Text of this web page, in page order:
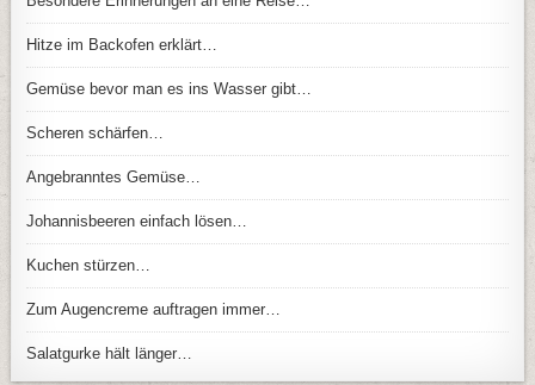
Hitze im Backofen erklärt…
Gemüse bevor man es ins Wasser gibt…
Scheren schärfen…
Angebranntes Gemüse…
Johannisbeeren einfach lösen…
Kuchen stürzen…
Zum Augencreme auftragen immer…
Salatgurke hält länger…